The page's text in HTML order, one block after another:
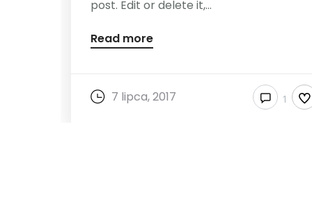
post. Edit or delete it,...
Read more
7 lipca, 2017 1